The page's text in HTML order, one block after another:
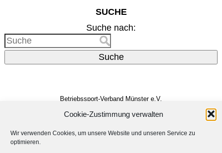
Cookie-Zustimmung verwalten
Wir verwenden Cookies, um unsere Website und unseren Service zu
optimieren.
SUCHE
Suche nach:
Suche
Betriebssport-Verband Münster e.V.
48159 Münster
E-Mail: info@bsv-muenster.de